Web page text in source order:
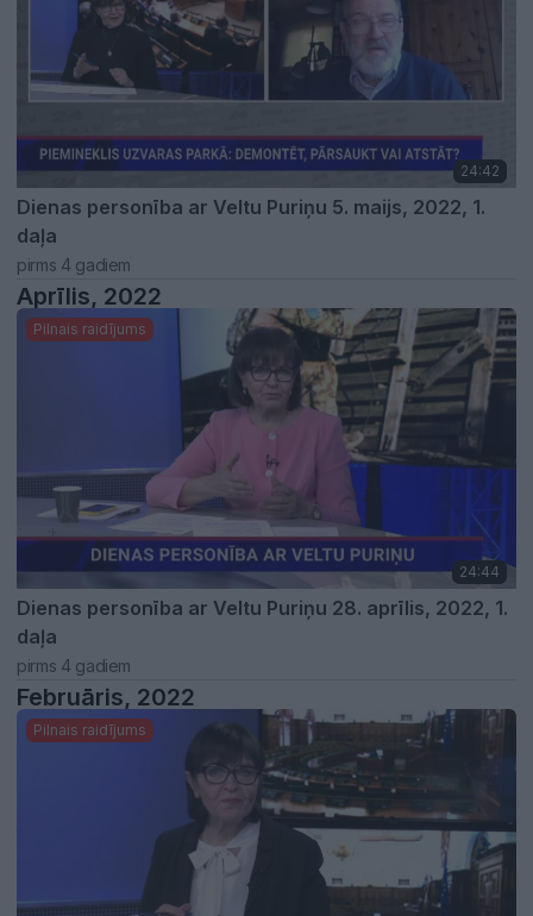
24:42
Dienas personība ar Veltu Puriņu 5. maijs, 2022, 1.
daļa
pirms 4 gadiem
Aprīlis, 2022
Pilnais raidījums
24:44
Dienas personība ar Veltu Puriņu 28. aprīlis, 2022, 1.
daļa
pirms 4 gadiem
Februāris, 2022
Pilnais raidījums